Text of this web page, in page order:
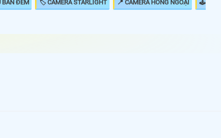
BAN ĐÊM 🏷 CAMERA STARLIGHT 📍 CAMERA HỒNG NGOẠI 🕹